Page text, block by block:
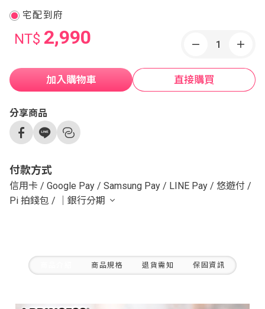
宅配到府
NT$ 2,990
加入購物車 直接購買
分享商品
付款方式
信用卡 / Google Pay / Samsung Pay / LINE Pay / 悠遊付 /
Pi 拍錢包 / ｜銀行分期
商品規格 退貨需知 保固資訊